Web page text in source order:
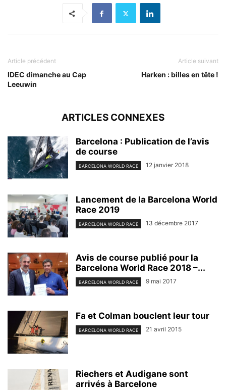
Article précédent
IDEC dimanche au Cap
Leeuwin
Article suivant
Harken : billes en tête !
ARTICLES CONNEXES
Barcelona : Publication de l’avis
de course
BARCELONA WORLD RACE 12 janvier 2018
Lancement de la Barcelona World
Race 2019
BARCELONA WORLD RACE 13 décembre 2017
Avis de course publié pour la
Barcelona World Race 2018 –...
BARCELONA WORLD RACE 9 mai 2017
Fa et Colman bouclent leur tour
BARCELONA WORLD RACE 21 avril 2015
Riechers et Audigane sont
arrivés à Barcelone